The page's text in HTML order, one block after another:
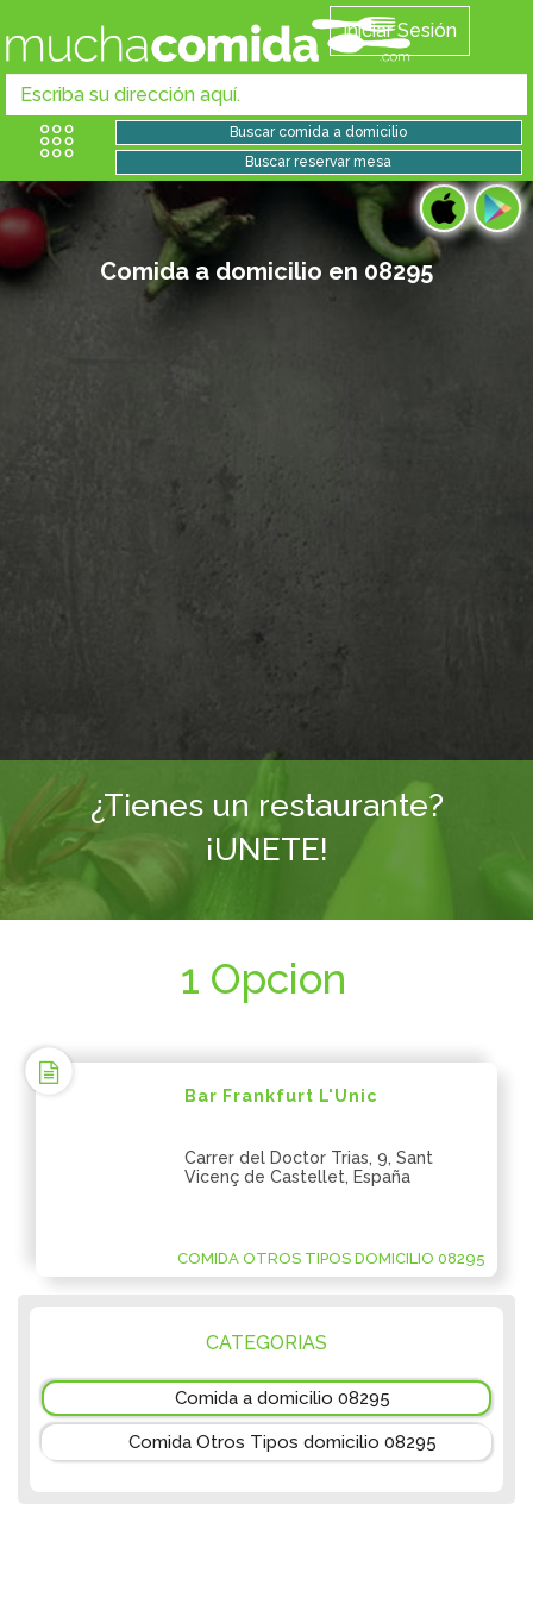
Iniciar Sesión
¿Tienes un restaurante?
¡UNETE!
Comida a domicilio en 08295
1 Opcion
Bar Frankfurt L'Unic
Carrer del Doctor Trias, 9, Sant
Vicenç de Castellet, España
COMIDA OTROS TIPOS DOMICILIO 08295
CATEGORIAS
Comida a domicilio 08295
Comida Otros Tipos domicilio 08295